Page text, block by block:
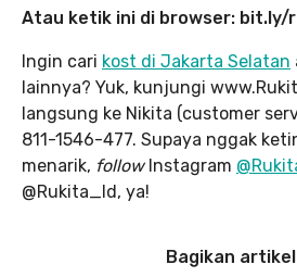
Atau ketik ini di browser:
Ingin cari kost di Jakarta Selatan
lainnya? Yuk, kunjungi
langsung ke Nikita (customer
811-1546-477. Supaya nggak
menarik, followInstagram
@Rukita_Id, ya!
Bagikan